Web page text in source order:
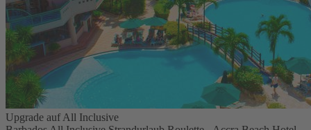
Upgrade auf All Inclusive